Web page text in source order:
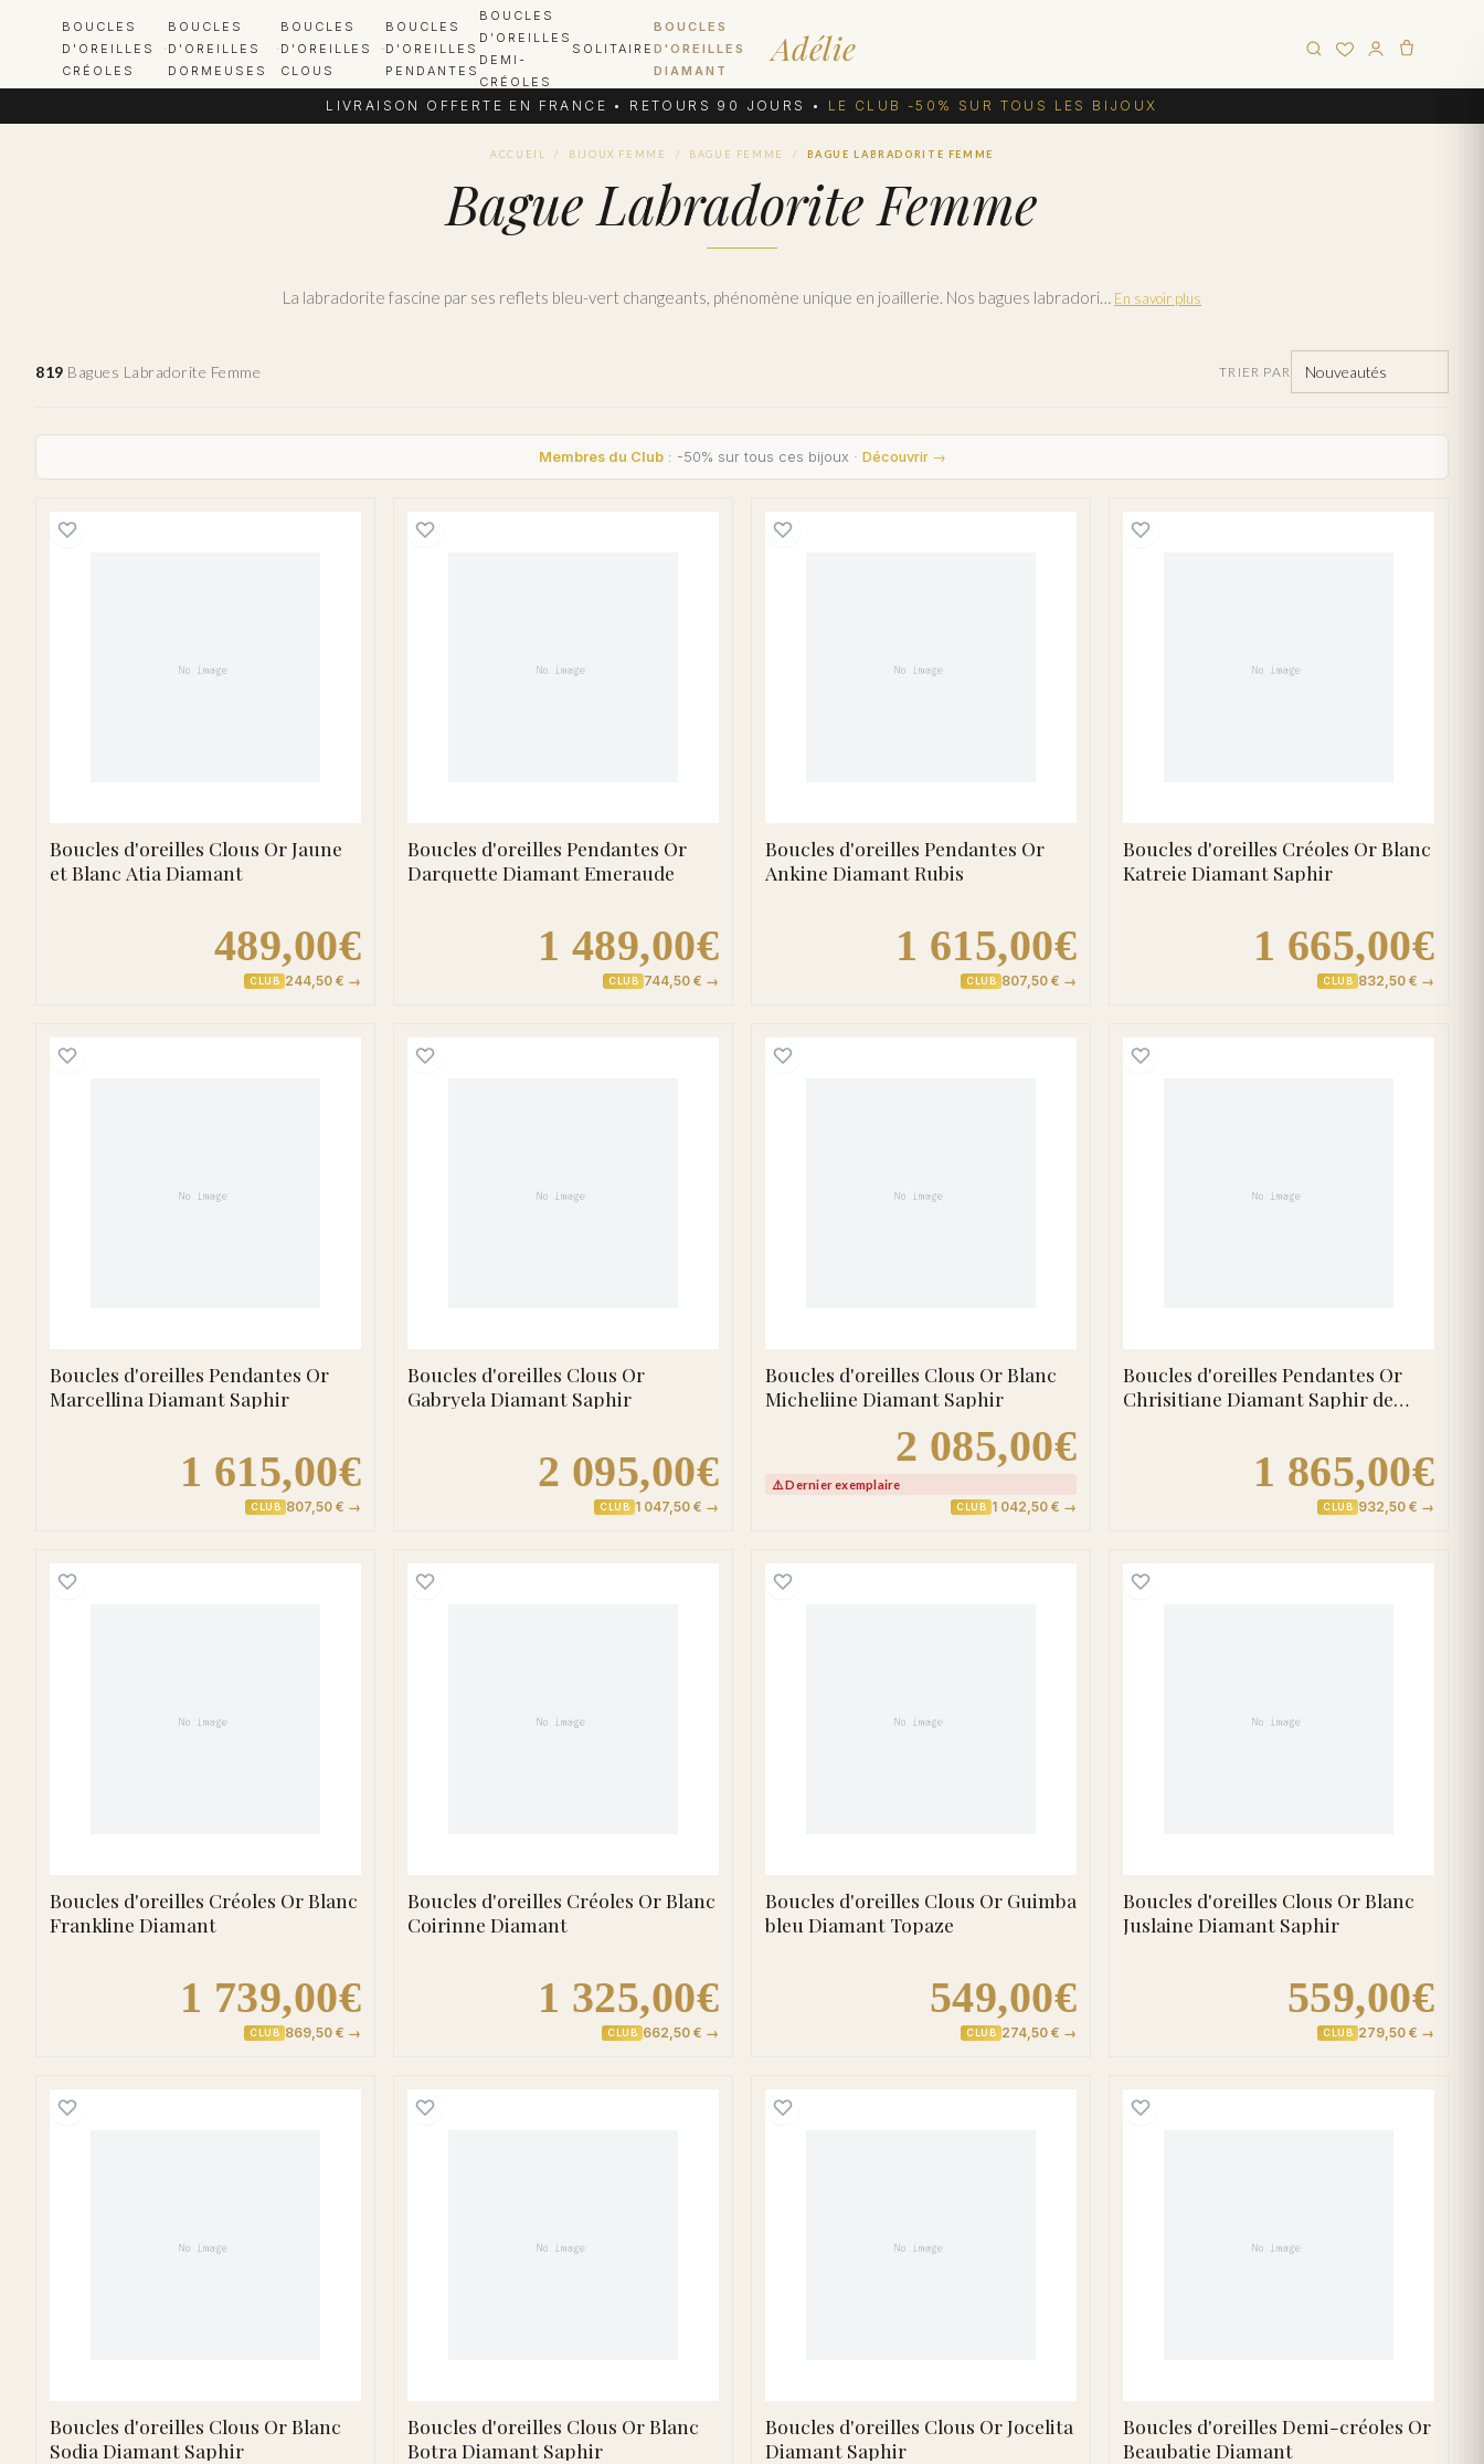
BOUCLES
D'OREILLES
CRÉOLES
BOUCLES
D'OREILLES
DORMEUSES
BOUCLES
D'OREILLES
CLOUS
BOUCLES
D'OREILLES
PENDANTES
BOUCLES
D'OREILLES
DEMI-
CRÉOLES
SOLITAIRE
BOUCLES
D'OREILLES
DIAMANT
Adélie
LIVRAISON OFFERTE EN FRANCE • RETOURS 90 JOURS • LE CLUB -50% SUR TOUS LES BIJOUX
ACCUEIL / BIJOUX FEMME / BAGUE FEMME / BAGUE LABRADORITE FEMME
Bague Labradorite Femme
La labradorite fascine par ses reflets bleu-vert changeants, phénomène unique en joaillerie. Nos bagues labradorite femme en or et argent 925 capturent cette magie minérale dans des montures élégantes. En savoir plus
819 Bagues Labradorite Femme TRIER PAR
Membres du Club: -50% sur tous ces bijoux · Découvrir →
Boucles d'oreilles Clous Or Jaune et Blanc Atia Diamant
Boucles d'oreilles Clous Or Jaune
et Blanc Atia Diamant
489,00€
CLUB 244,50 € →
Boucles d'oreilles Pendantes Or Darquette Diamant Emeraude
Boucles d'oreilles Pendantes Or
Darquette Diamant Emeraude
1 489,00€
CLUB 744,50 € →
Boucles d'oreilles Pendantes Or Ankine Diamant Rubis
Boucles d'oreilles Pendantes Or
Ankine Diamant Rubis
1 615,00€
CLUB 807,50 € →
Boucles d'oreilles Créoles Or Blanc
Katreie Diamant Saphir
1 665,00€
CLUB 832,50 € →
Boucles d'oreilles Pendantes Or Marcellina Diamant Saphir
Boucles d'oreilles Pendantes Or
Marcellina Diamant Saphir
1 615,00€
CLUB 807,50 € →
Boucles d'oreilles Clous Or Gabryela Diamant Saphir
Boucles d'oreilles Clous Or
Gabryela Diamant Saphir
2 095,00€
CLUB 1 047,50 € →
Boucles d'oreilles Clous Or Blanc Micheliine Diamant Saphir
Boucles d'oreilles Clous Or Blanc
Micheliine Diamant Saphir
2 085,00€
⚠️ Dernier exemplaire
CLUB 1 042,50 € →
Boucles d'oreilles Pendantes Or
Chrisitiane Diamant Saphir de
1 865,00€
CLUB 932,50 € →
Boucles d'oreilles Créoles Or Blanc Frankline Diamant
Boucles d'oreilles Créoles Or Blanc
Frankline Diamant
1 739,00€
CLUB 869,50 € →
Boucles d'oreilles Créoles Or Blanc Coirinne Diamant
Boucles d'oreilles Créoles Or Blanc
Coirinne Diamant
1 325,00€
CLUB 662,50 € →
Boucles d'oreilles Clous Or Guimba bleu Diamant Topaze
Boucles d'oreilles Clous Or Guimba
bleu Diamant Topaze
549,00€
CLUB 274,50 € →
Boucles d'oreilles Clous Or Blanc
Juslaine Diamant Saphir
559,00€
CLUB 279,50 € →
Boucles d'oreilles Clous Or Blanc Sodia Diamant Saphir
Boucles d'oreilles Clous Or Blanc
Sodia Diamant Saphir
Boucles d'oreilles Clous Or Blanc Botra Diamant Saphir
Boucles d'oreilles Clous Or Blanc
Botra Diamant Saphir
Boucles d'oreilles Clous Or Jocelita Diamant Saphir
Boucles d'oreilles Clous Or Jocelita
Diamant Saphir
Boucles d'oreilles Demi-créoles Or
Beaubatie Diamant